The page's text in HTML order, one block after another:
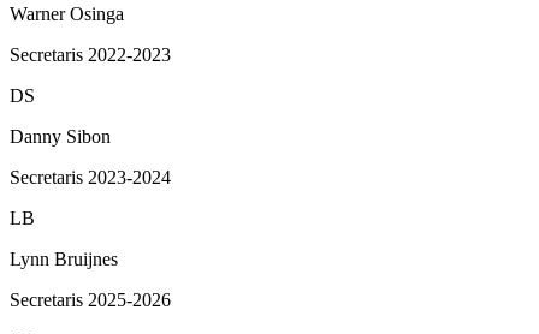
Warner Osinga
Secretaris 2022-2023
DS
Danny Sibon
Secretaris 2023-2024
LB
Lynn Bruijnes
Secretaris 2025-2026